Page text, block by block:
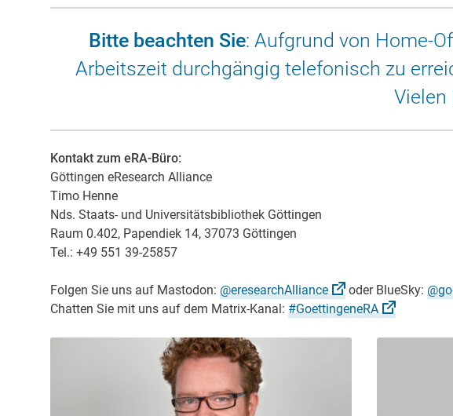
Bitte beachten Sie: Aufgrund von Home-
Arbeitszeit durchgängig telefonisch zu
Vielen
Kontakt zum eRA-Büro:
Göttingen eResearch Alliance
Timo Henne
Nds. Staats- und Universitätsbibliothek Göttingen
Raum 0.402, Papendiek 14, 37073 Göttingen
Tel.: +49 551 39-25857
Folgen Sie uns auf Mastodon: @eresearchAlliance oder BlueSky:
Chatten Sie mit uns auf dem Matrix-Kanal: #GoettingeneRA